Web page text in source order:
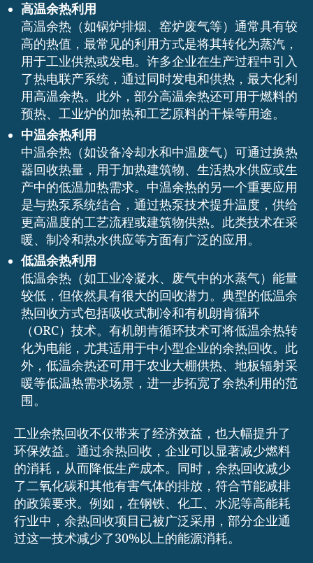
高温余热利用
高温余热（如锅炉排烟、窑炉废气等）通常具有较
高的热值，最常见的利用方式是将其转化为蒸汽，
用于工业供热或发电。许多企业在生产过程中引入
了热电联产系统，通过同时发电和供热，最大化利
用高温余热。此外，部分高温余热还可用于燃料的
预热、工业炉的加热和工艺原料的干燥等用途。
中温余热利用
中温余热（如设备冷却水和中温废气）可通过换热
器回收热量，用于加热建筑物、生活热水供应或生
产中的低温加热需求。中温余热的另一个重要应用
是与热泵系统结合，通过热泵技术提升温度，供给
更高温度的工艺流程或建筑物供热。此类技术在采
暖、制冷和热水供应等方面有广泛的应用。
低温余热利用
低温余热（如工业冷凝水、废气中的水蒸气）能量
较低，但依然具有很大的回收潜力。典型的低温余
热回收方式包括吸收式制冷和有机朗肯循环
（ORC）技术。有机朗肯循环技术可将低温余热转
化为电能，尤其适用于中小型企业的余热回收。此
外，低温余热还可用于农业大棚供热、地板辐射采
暖等低温热需求场景，进一步拓宽了余热利用的范
围。
工业余热回收不仅带来了经济效益，也大幅提升了
环保效益。通过余热回收，企业可以显著减少燃料
的消耗，从而降低生产成本。同时，余热回收减少
了二氧化碳和其他有害气体的排放，符合节能减排
的政策要求。例如，在钢铁、化工、水泥等高能耗
行业中，余热回收项目已被广泛采用，部分企业通
过这一技术减少了30%以上的能源消耗。